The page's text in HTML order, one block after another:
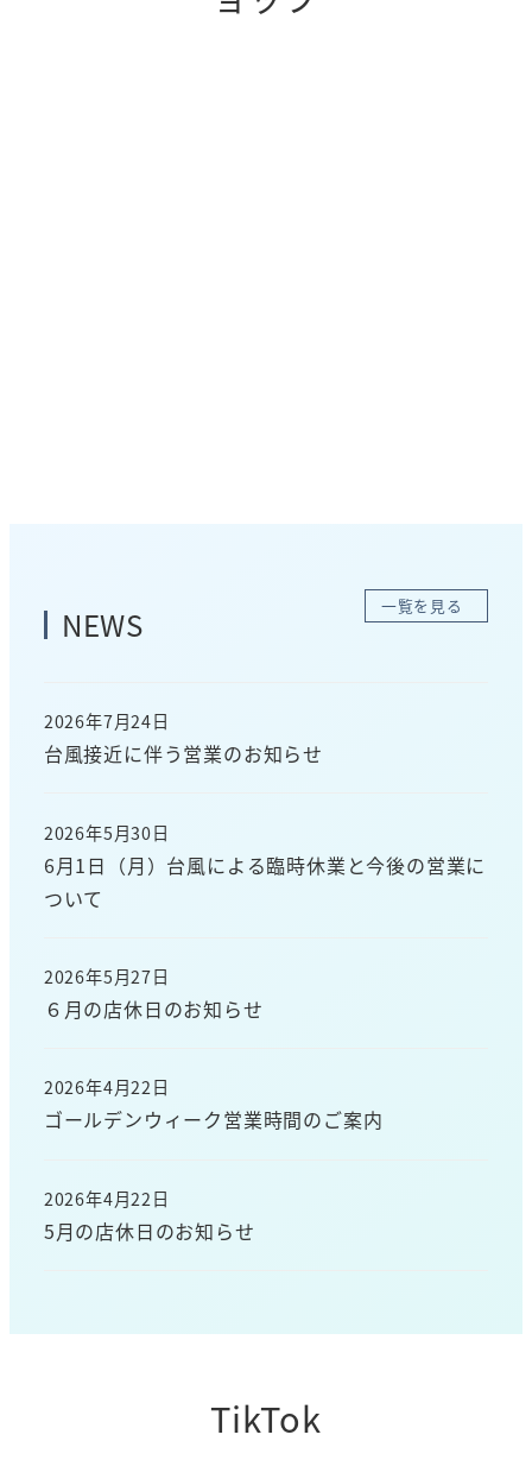
NEWS 一覧を見る
台風接近に伴う営業のお知らせ
投稿日
2026年7月24日
6月1日（月）台風による臨時休業と今後の営業に
ついて
投稿日
2026年5月30日
６月の店休日のお知らせ
投稿日
2026年5月27日
ゴールデンウィーク営業時間のご案内
投稿日
2026年4月22日
5月の店休日のお知らせ
投稿日
2026年4月22日
TikTok